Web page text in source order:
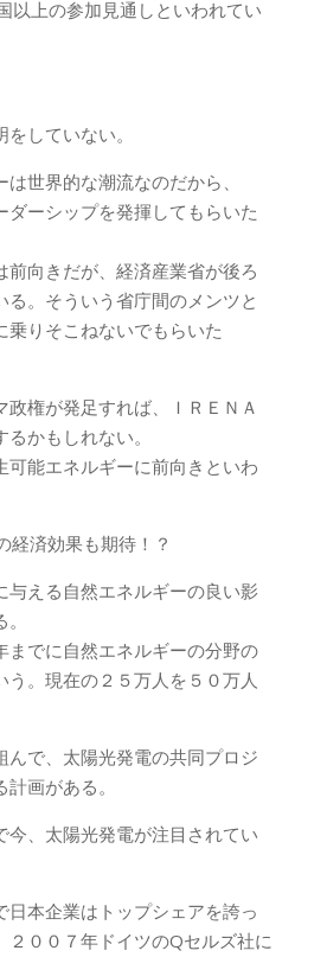
以上の参加見通しといわれてい
していない。
世界的な潮流なのだから、
ダーシップを発揮してもらいた
前向きだが、経済産業省が後ろ
る。そういう省庁間のメンツと
乗りそこねないでもらいた
政権が発足すれば、ＩＲＥＮＡ
かもしれない。
可能エネルギーに前向きといわ
済効果も期待！？
与える自然エネルギーの良い影
までに自然エネルギーの分野の
う。現在の２５万人を５０万人
んで、太陽光発電の共同プロジ
画がある。
今、太陽光発電が注目されてい
日本企業はトップシェアを誇っ
２００７年ドイツのQセルズ社に